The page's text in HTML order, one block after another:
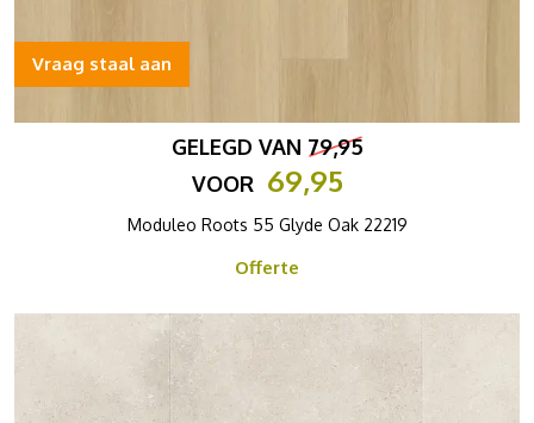
GELEGD VAN 79,95
VOOR 69,95
Moduleo Roots 55 Glyde Oak 22219
Offerte
Vraag staal aan